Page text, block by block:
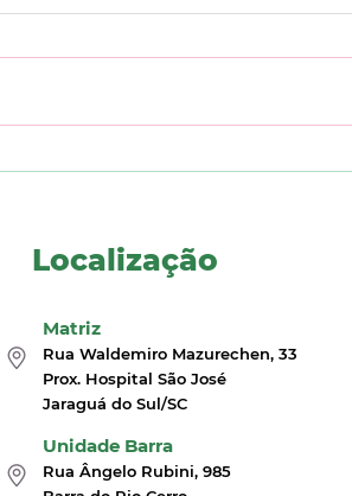
Localização
Matriz
Rua Waldemiro Mazurechen, 33
Prox. Hospital São José
Jaraguá do Sul/SC
Unidade Barra
Rua Ângelo Rubini, 985